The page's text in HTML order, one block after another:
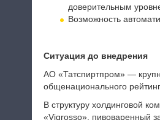
доверительным
Возможность
Ситуация до внедрения
АО «Татспиртпром» —
общенационального
В структуру холдинговой
«Vigrosso», пивоваренный